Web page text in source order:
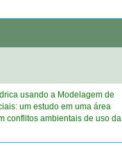
usando a Modelagem de
um estudo em uma área
conflitos ambientais de uso da